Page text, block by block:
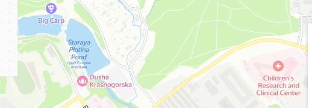
Яндекс Карты — транспорт, навигация, поиск мест